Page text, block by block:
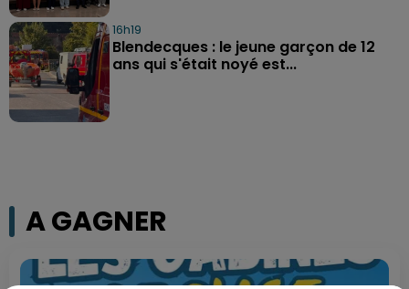
16h19
Blendecques : le jeune garçon de 12
ans qui s'était noyé est...
A GAGNER